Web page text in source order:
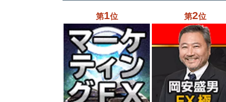
第1位 第2位